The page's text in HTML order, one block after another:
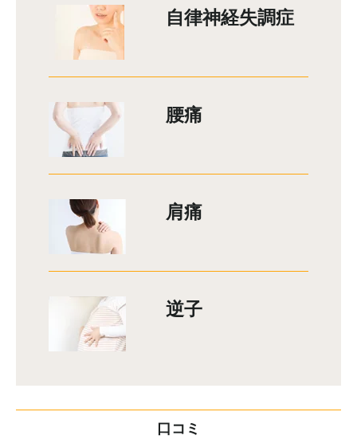
自律神経失調症
腰痛
肩痛
逆子
口コミ